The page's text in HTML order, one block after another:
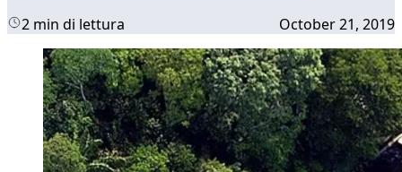
2 min di lettura October 21, 2019